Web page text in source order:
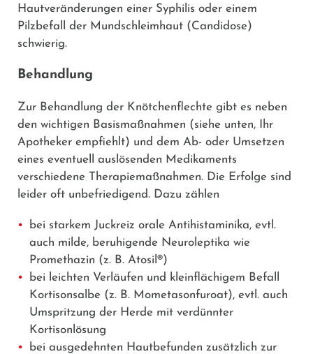
Hautveränderungen einer Syphilis oder einem
Pilzbefall der Mundschleimhaut (Candidose)
schwierig.
Behandlung
Zur Behandlung der Knötchenflechte gibt es neben
den wichtigen Basismaßnahmen (siehe unten, Ihr
Apotheker empfiehlt) und dem Ab- oder Umsetzen
eines eventuell auslösenden Medikaments
verschiedene Therapiemaßnahmen. Die Erfolge sind
leider oft unbefriedigend. Dazu zählen
bei starkem Juckreiz orale Antihistaminika, evtl.
auch milde, beruhigende Neuroleptika wie
Promethazin (z. B. Atosil®)
bei leichten Verläufen und kleinflächigem Befall
Kortisonsalbe (z. B. Mometasonfuroat), evtl. auch
Umspritzung der Herde mit verdünnter
Kortisonlösung
bei ausgedehnten Hautbefunden zusätzlich zur